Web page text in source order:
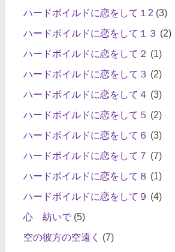
ハードボイルドに恋をして１2 (3)
ハードボイルドに恋をして１３ (2)
ハードボイルドに恋をして２ (1)
ハードボイルドに恋をして３ (2)
ハードボイルドに恋をして４ (3)
ハードボイルドに恋をして５ (2)
ハードボイルドに恋をして６ (3)
ハードボイルドに恋をして７ (7)
ハードボイルドに恋をして８ (1)
ハードボイルドに恋をして９ (4)
心 紡いで(5)
空の彼方の空遠く
(7)